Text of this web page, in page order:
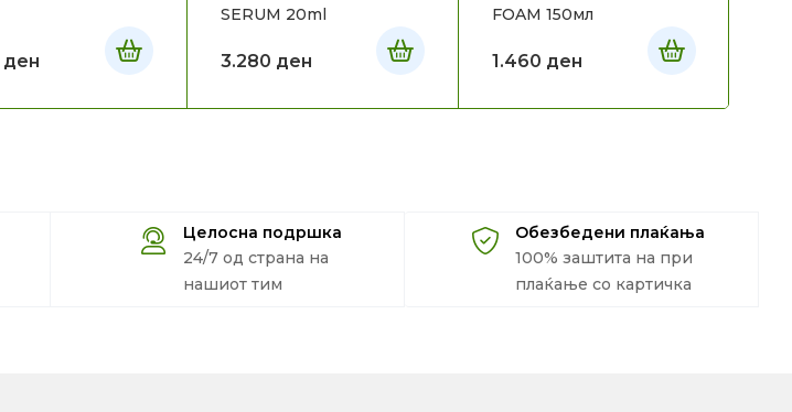
ден
SERUM 20ml
3.280 ден
FOAM 150мл
1.460 ден
Целосна подршка
24/7 од страна на
нашиот тим
Обезбедени плаќања
100% заштита на при
плаќање со картичка